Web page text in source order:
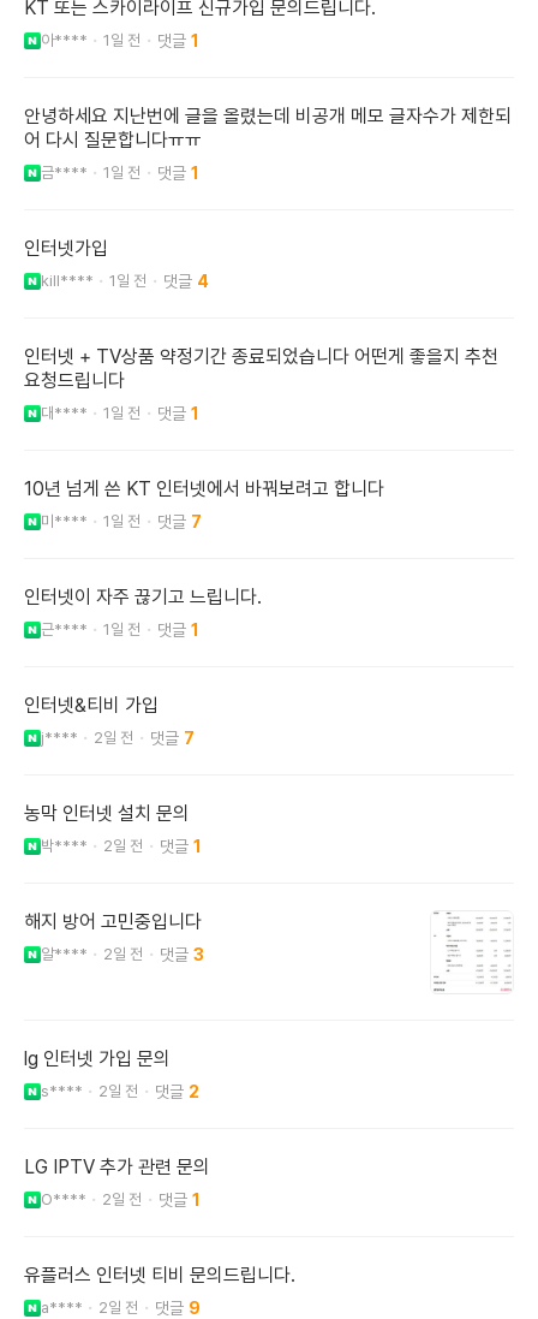
KT 또는 스카이라이프 신규가입 문의드립니다.
아**** 1일 전 1
안녕하세요 지난번에 글을 올렸는데 비공개 메모 글자수가 제한되
어 다시 질문합니다ㅠㅠ
금**** 1일 전 1
인터넷가입
kill**** 1일 전 4
인터넷 + TV상품 약정기간 종료되었습니다 어떤게 좋을지 추천
요청드립니다
대**** 1일 전 1
10년 넘게 쓴 KT 인터넷에서 바꿔보려고 합니다
미**** 1일 전 7
인터넷이 자주 끊기고 느립니다.
근**** 1일 전 1
인터넷&티비 가입
j**** 2일 전 7
농막 인터넷 설치 문의
박**** 2일 전 1
해지 방어 고민중입니다
알**** 2일 전 3
lg 인터넷 가입 문의
s**** 2일 전 2
LG IPTV 추가 관련 문의
O**** 2일 전 1
유플러스 인터넷 티비 문의드립니다.
a**** 2일 전 9